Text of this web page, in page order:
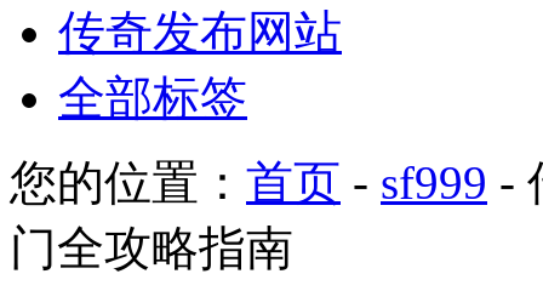
传奇发布网站
全部标签
您的位置： 首页 - sf999 -
门全攻略指南